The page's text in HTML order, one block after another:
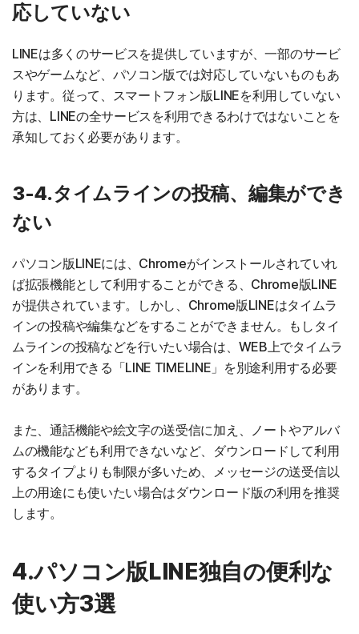
応していない
LINEは多くのサービスを提供していますが、一部のサービ
スやゲームなど、パソコン版では対応していないものもあ
ります。従って、スマートフォン版LINEを利用していない
方は、LINEの全サービスを利用できるわけではないことを
承知しておく必要があります。
3-4.タイムラインの投稿、編集ができ
ない
パソコン版LINEには、Chromeがインストールされていれ
ば拡張機能として利用することができる、Chrome版LINE
が提供されています。しかし、Chrome版LINEはタイムラ
インの投稿や編集などをすることができません。もしタイ
ムラインの投稿などを行いたい場合は、WEB上でタイムラ
インを利用できる「LINE TIMELINE」を別途利用する必要
があります。
また、通話機能や絵文字の送受信に加え、ノートやアルバ
ムの機能なども利用できないなど、ダウンロードして利用
するタイプよりも制限が多いため、メッセージの送受信以
上の用途にも使いたい場合はダウンロード版の利用を推奨
します。
4.パソコン版LINE独自の便利な
使い方3選